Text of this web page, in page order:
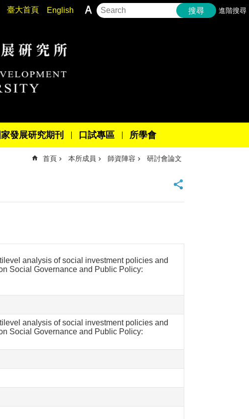
臺大首頁 English 搜尋 進階搜尋
家發展研究期刊 口試專區 所學會
首頁 本所成員 師資陣容 研討會論文
analysis of social investment policies and
Social Governance and Public Policy:
analysis of social investment policies and
Social Governance and Public Policy: